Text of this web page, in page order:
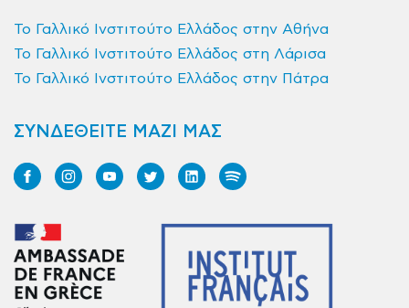
Το Γαλλικό Ινστιτούτο Ελλάδος στην Αθήνα
Το Γαλλικό Ινστιτούτο Ελλάδος στη Λάρισα
Το Γαλλικό Ινστιτούτο Ελλάδος στην Πάτρα
ΣΥΝΔΕΘΕΙΤΕ ΜΑΖΙ ΜΑΣ